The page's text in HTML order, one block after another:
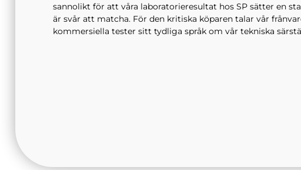
sannolikt för att våra laboratorieresultat hos SP sätter en
är svår att matcha. För den kritiska köparen talar vår
kommersiella tester sitt tydliga språk om vår tekniska